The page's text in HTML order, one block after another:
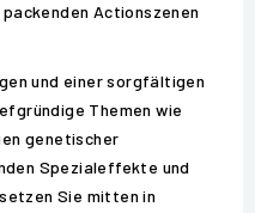
Actionszenen
und einer sorgfältigen
Themen wie
genetischer
Spezialeffekte und
Sie mitten in